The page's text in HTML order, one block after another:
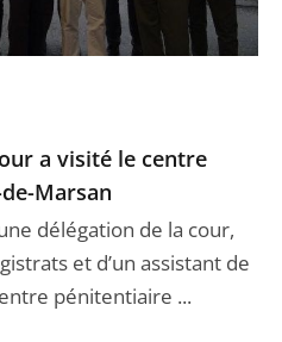
a visité le centre
Marsan
délégation de la cour,
et d’un assistant de
pénitentiaire ...